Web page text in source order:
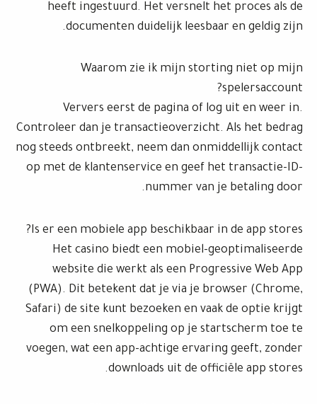
heeft ingestuurd. Het versnelt het proces als de
documenten duidelijk leesbaar en geldig zijn.
Waarom zie ik mijn storting niet op mijn
spelersaccount?
Ververs eerst de pagina of log uit en weer in.
Controleer dan je transactieoverzicht. Als het bedrag
nog steeds ontbreekt, neem dan onmiddellijk contact
op met de klantenservice en geef het transactie-ID-
nummer van je betaling door.
Is er een mobiele app beschikbaar in de app stores?
Het casino biedt een mobiel-geoptimaliseerde
website die werkt als een Progressive Web App
(PWA). Dit betekent dat je via je browser (Chrome,
Safari) de site kunt bezoeken en vaak de optie krijgt
om een snelkoppeling op je startscherm toe te
voegen, wat een app-achtige ervaring geeft, zonder
downloads uit de officiële app stores.